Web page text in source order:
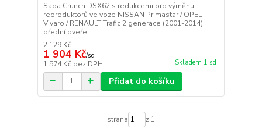
Sada Crunch DSX62 s redukcemi pro výměnu
reproduktorů ve voze NISSAN Primastar / OPEL
Vivaro / RENAULT Trafic 2.generace (2001-2014),
přední dveře
2 129 Kč
1 904 Kč/sd
1 574 Kč bez DPH Skladem 1 sd
Přidat do košíku
strana z 1